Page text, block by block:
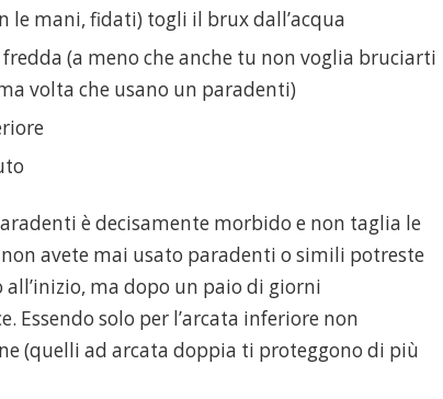
le mani, fidati) togli il brux dall’acqua
(a meno che anche tu non voglia bruciarti
volta che usano un paradenti)
è decisamente morbido e non taglia le
avete mai usato paradenti o simili potreste
ma dopo un paio di giorni
Essendo solo per l’arcata inferiore non
(quelli ad arcata doppia ti proteggono di più